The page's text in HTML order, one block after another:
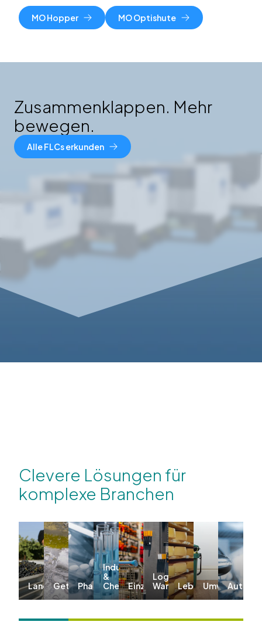
MO Hopper MO Optishute
Zusammenklappen. Mehr
bewegen.
Alle FLCs erkunden
Clevere Lösungen für
komplexe Branchen
Landwirtschaft
GetränkePharma
Industrie
&
ChemieEinzelhandel
Logistik &
Warehousing
Lebensmittel
Umwelt